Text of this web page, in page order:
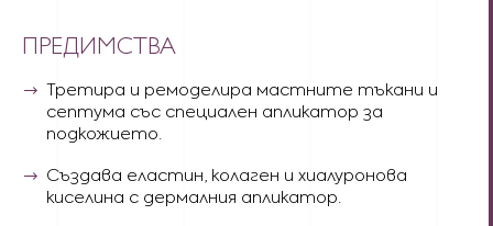
ПРЕДИМСТВА
Третира и ремоделира мастните тъкани и
септума със специален апликатор за
подкожието.
Създава еластин, колаген и хиалуронова
киселина с дермалния апликатор.